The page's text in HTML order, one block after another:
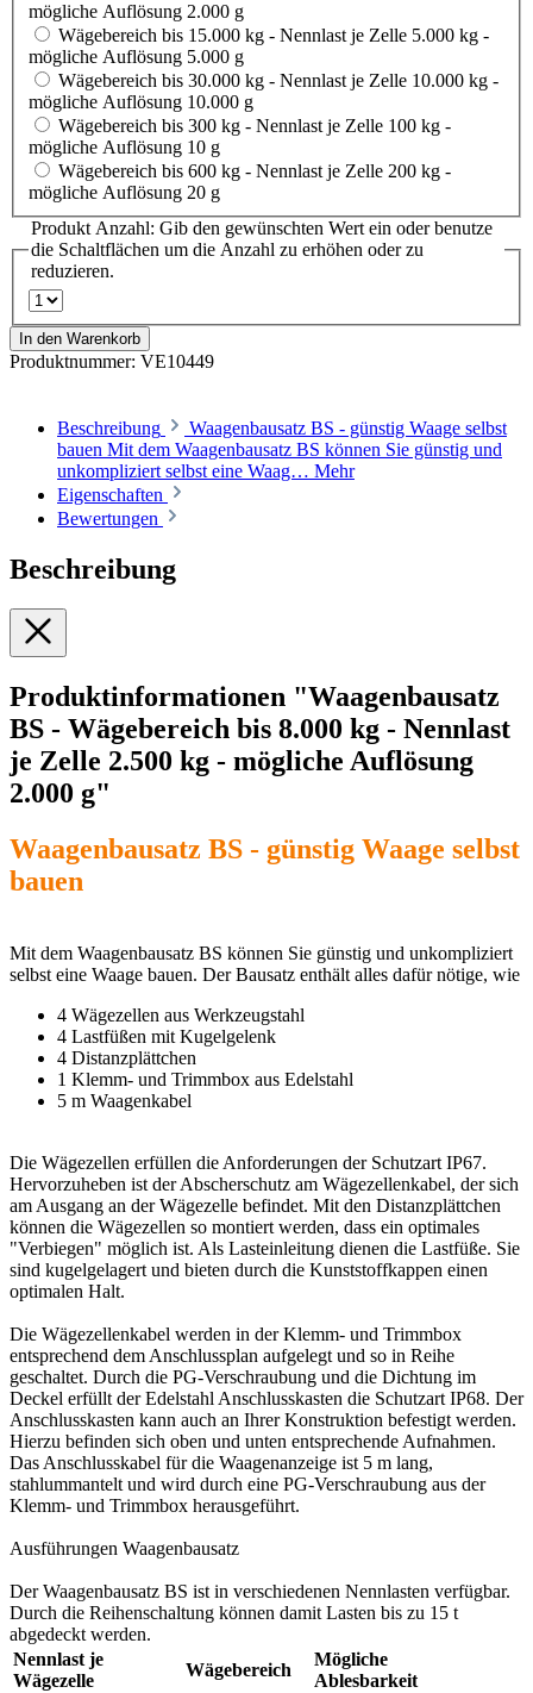
mögliche Auflösung 2.000 g
Wägebereich bis 15.000 kg - Nennlast je Zelle 5.000 kg -
mögliche Auflösung 5.000 g
Wägebereich bis 30.000 kg - Nennlast je Zelle 10.000 kg -
mögliche Auflösung 10.000 g
Wägebereich bis 300 kg - Nennlast je Zelle 100 kg -
mögliche Auflösung 10 g
Wägebereich bis 600 kg - Nennlast je Zelle 200 kg -
mögliche Auflösung 20 g
Produkt Anzahl: Gib den gewünschten Wert ein oder benutze
die Schaltflächen um die Anzahl zu erhöhen oder zu
reduzieren.
In den Warenkorb
Produktnummer: VE10449
Beschreibung
Waagenbausatz BS - günstig Waage selbst
bauen Mit dem Waagenbausatz BS können Sie günstig und
unkompliziert selbst eine Waag… Mehr
Eigenschaften
Bewertungen
Beschreibung
Produktinformationen "Waagenbausatz
BS - Wägebereich bis 8.000 kg - Nennlast
je Zelle 2.500 kg - mögliche Auflösung
2.000 g"
Waagenbausatz BS - günstig Waage selbst
bauen
Mit dem Waagenbausatz BS können Sie günstig und unkompliziert
selbst eine Waage bauen. Der Bausatz enthält alles dafür nötige, wie
4 Wägezellen aus Werkzeugstahl
4 Lastfüßen mit Kugelgelenk
4 Distanzplättchen
1 Klemm- und Trimmbox aus Edelstahl
5 m Waagenkabel
Die Wägezellen erfüllen die Anforderungen der Schutzart IP67.
Hervorzuheben ist der Abscherschutz am Wägezellenkabel, der sich
am Ausgang an der Wägezelle befindet. Mit den Distanzplättchen
können die Wägezellen so montiert werden, dass ein optimales
"Verbiegen" möglich ist. Als Lasteinleitung dienen die Lastfüße. Sie
sind kugelgelagert und bieten durch die Kunststoffkappen einen
optimalen Halt.
Die Wägezellenkabel werden in der Klemm- und Trimmbox
entsprechend dem Anschlussplan aufgelegt und so in Reihe
geschaltet. Durch die PG-Verschraubung und die Dichtung im
Deckel erfüllt der Edelstahl Anschlusskasten die Schutzart IP68. Der
Anschlusskasten kann auch an Ihrer Konstruktion befestigt werden.
Hierzu befinden sich oben und unten entsprechende Aufnahmen.
Das Anschlusskabel für die Waagenanzeige ist 5 m lang,
stahlummantelt und wird durch eine PG-Verschraubung aus der
Klemm- und Trimmbox herausgeführt.
Ausführungen Waagenbausatz
Der Waagenbausatz BS ist in verschiedenen Nennlasten verfügbar.
Durch die Reihenschaltung können damit Lasten bis zu 15 t
abgedeckt werden.
Nennlast je
Wägezelle
Wägebereich
Mögliche
Ablesbarkeit